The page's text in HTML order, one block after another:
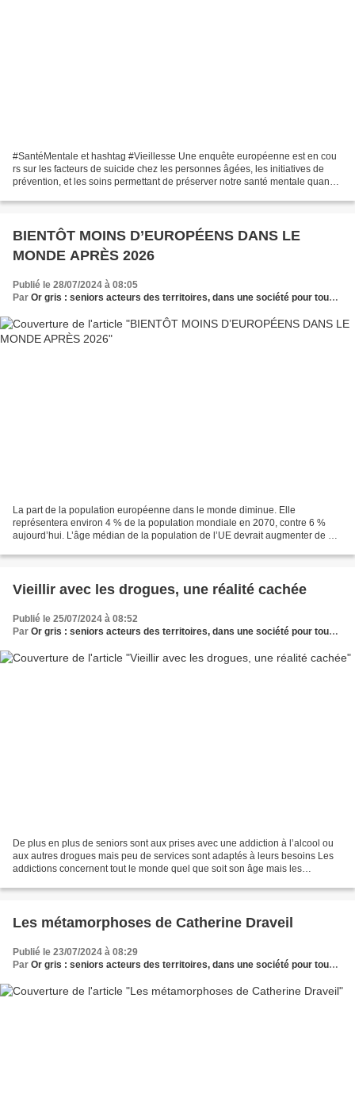
#SantéMentale et hashtag #Vieillesse Une enquête européenne est en cou
rs sur les facteurs de suicide chez les personnes âgées, les initiatives de
prévention, et les soins permettant de préserver notre santé mentale quand
BIENTÔT MOINS D’EUROPÉENS DANS LE
MONDE APRÈS 2026
Publié le 28/07/2024 à 08:05
Par Or gris : seniors acteurs des territoires, dans une société pour tous les âges
La part de la population européenne dans le monde diminue. Elle
représentera environ 4 % de la population mondiale en 2070, contre 6 %
aujourd’hui. L’âge médian de la population de l’UE devrait augmenter de 5,8
Vieillir avec les drogues, une réalité cachée
Publié le 25/07/2024 à 08:52
Par Or gris : seniors acteurs des territoires, dans une société pour tous les âges
De plus en plus de seniors sont aux prises avec une addiction à l’alcool ou
aux autres drogues mais peu de services sont adaptés à leurs besoins Les
addictions concernent tout le monde quel que soit son âge mais les
Les métamorphoses de Catherine Draveil
Publié le 23/07/2024 à 08:29
Par Or gris : seniors acteurs des territoires, dans une société pour tous les âges